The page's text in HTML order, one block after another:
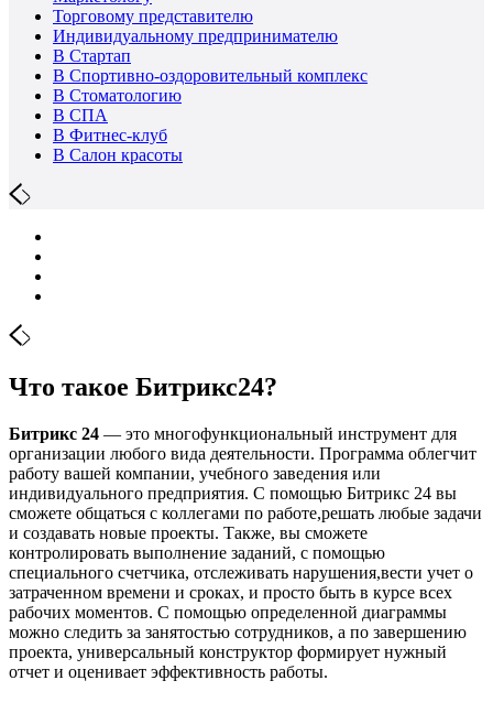
Торговому представителю
Индивидуальному предпринимателю
В Стартап
В Спортивно-оздоровительный комплекс
В Стоматологию
В СПА
В Фитнес-клуб
В Салон красоты
Что такое Битрикс24?
Битрикс 24 — это многофункциональный инструмент для
организации любого вида деятельности. Программа облегчит
работу вашей компании, учебного заведения или
индивидуального предприятия. С помощью Битрикс 24 вы
сможете общаться с коллегами по работе,решать любые задачи
и создавать новые проекты. Также, вы сможете
контролировать выполнение заданий, с помощью
специального счетчика, отслеживать нарушения,вести учет о
затраченном времени и сроках, и просто быть в курсе всех
рабочих моментов. С помощью определенной диаграммы
можно следить за занятостью сотрудников, а по завершению
проекта, универсальный конструктор формирует нужный
отчет и оценивает эффективность работы.